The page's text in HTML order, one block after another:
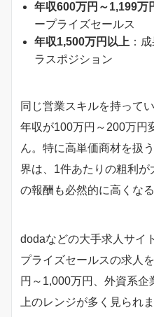
年収600万円～1,199万
ープライズセールス
年収1,500万円以上 ：
ラスポジション
同じ営業スキルを持って
年収が100万円～200万円
ん。特に高単価商材を扱
界は、1件あたりの粗利
の報酬も必然的に高くな
dodaなどの大手求人サイ
プライズセールスの求人
円～1,000万円、外資系
上のレンジが多く見られま